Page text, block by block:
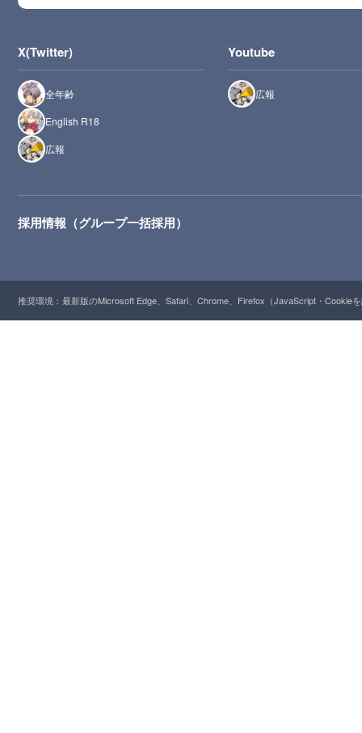
X(Twitter)
全年齢
English R18
広報
Youtube
広報
採用情報（グループ一括採用）
推奨環境：最新版のMicrosoft Edge、Safari、Chrome、Firefox（JavaScript・Cookie